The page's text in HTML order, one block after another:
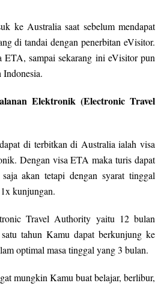
ke Australia saat sebelum mendapat
di tandai dengan penerbitan eVisitor.
ETA, sampai sekarang ini eVisitor pun
Indonesia.
Elektronik (Electronic Travel
di terbitkan di Australia ialah visa
Dengan visa ETA maka turis dapat
akan tetapi dengan syarat tinggal
kunjungan.
Travel Authority yaitu 12 bulan
tahun Kamu dapat berkunjung ke
optimal masa tinggal yang 3 bulan.
mungkin Kamu buat belajar, berlibur,